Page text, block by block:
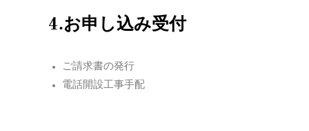
4.お申し込み受付
ご請求書の発行
電話開設工事手配